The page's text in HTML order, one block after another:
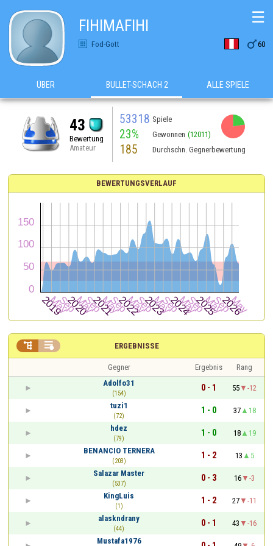
FIHIMAFIHI
Fod-Gott 60
☰
ÜBER BULLET-SCHACH 2 ALLE SPIELE
43
Bewertung
Amateur
53318 Spiele
23% Gewonnen (12011)
185 Durchschn. Gegnerbewertung
BEWERTUNGSVERLAUF
ERGEBNISSE
 
Gegner Ergebnis
Rang
Adolfo31
(154)
0 - 1 55
-12
tuzi1
(72)
1 - 0 37
18
hdez
(79)
1 - 0 18
19
BENANCIO TERNERA
(203)
1 - 2 13
5
Salazar Master
(537)
0 - 3 16
-3
KingLuis
(1)
1 - 2 27
-11
alaskndrany
(44)
0 - 1 43
-16
Mustafa1976